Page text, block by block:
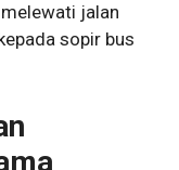
jalan
sopir bus